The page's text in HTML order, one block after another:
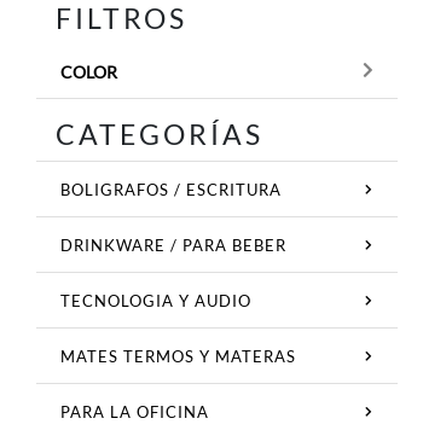
FILTROS
COLOR
CATEGORÍAS
BOLIGRAFOS / ESCRITURA
DRINKWARE / PARA BEBER
TECNOLOGIA Y AUDIO
MATES TERMOS Y MATERAS
PARA LA OFICINA